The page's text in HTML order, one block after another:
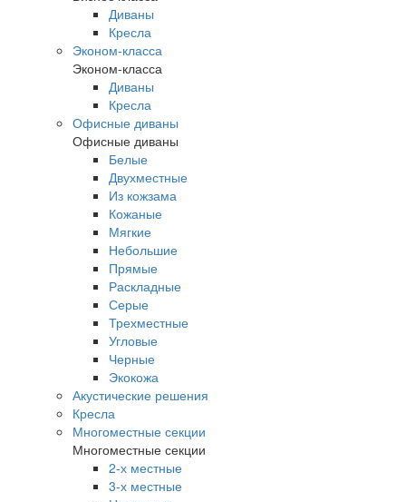
Диваны
Кресла
Эконом-класса
Эконом-класса
Диваны
Кресла
Офисные диваны
Офисные диваны
Белые
Двухместные
Из кожзама
Кожаные
Мягкие
Небольшие
Прямые
Раскладные
Серые
Трехместные
Угловые
Черные
Экокожа
Акустические решения
Кресла
Многоместные секции
Многоместные секции
2-х местные
3-х местные